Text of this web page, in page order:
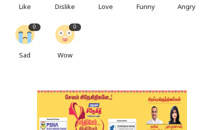
Like Dislike Love Funny Angry
0
Sad
0
Wow